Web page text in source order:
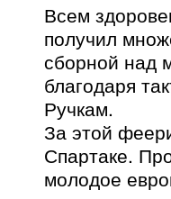
Всем
получил
сборной над
благодаря
Ручкам.
За этой
Спартаке.
молодое